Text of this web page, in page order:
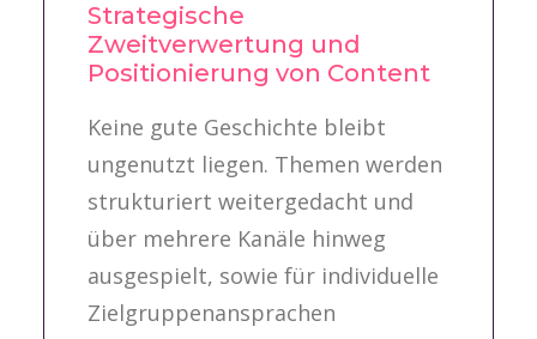
Strategische
Zweitverwertung und
Positionierung von Content
Keine gute Geschichte bleibt
ungenutzt liegen. Themen werden
strukturiert weitergedacht und
über mehrere Kanäle hinweg
ausgespielt, sowie für individuelle
Zielgruppenansprachen